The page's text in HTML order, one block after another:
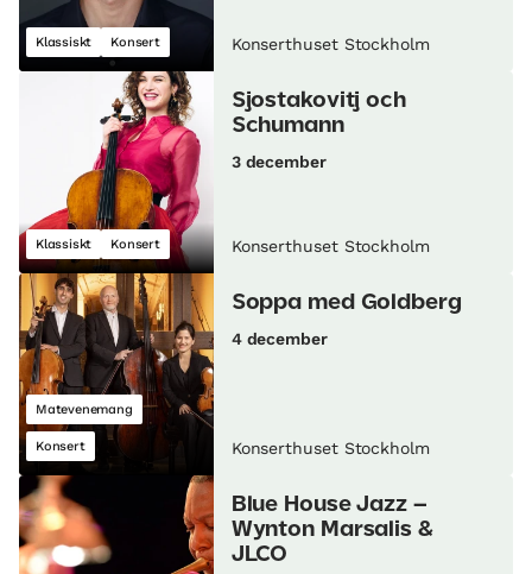
Klassiskt Konsert Konserthuset Stockholm
Klassiskt Konsert
Sjostakovitj och
Schumann
3 december
Konserthuset Stockholm
Matevenemang
Konsert
Soppa med Goldberg
4 december
Konserthuset Stockholm
Blue House Jazz –
Wynton Marsalis &
JLCO